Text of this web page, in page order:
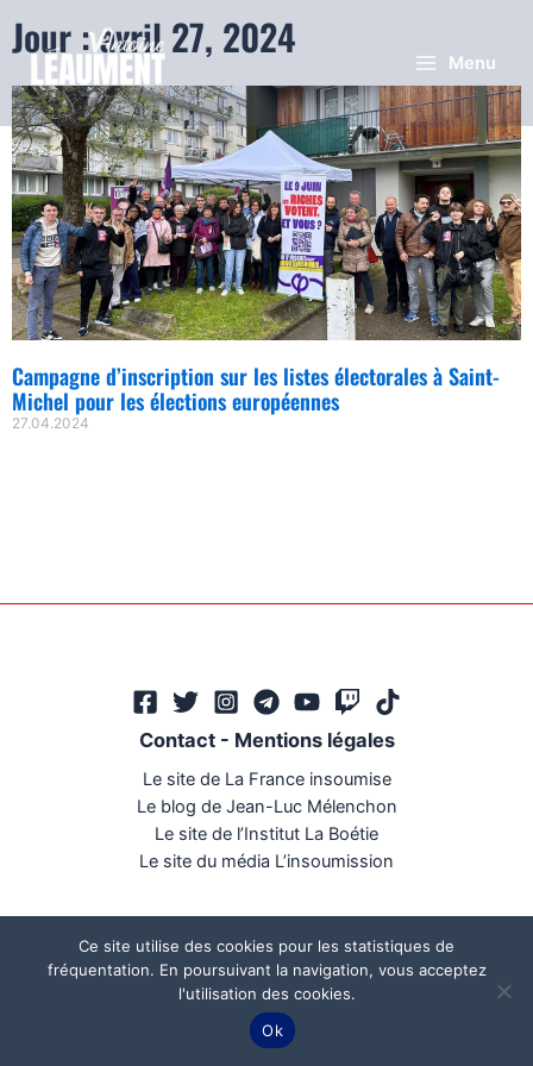
Menu
Jour : avril 27, 2024
Campagne d’inscription sur les listes électorales à Saint-
Michel pour les élections européennes
27.04.2024
Contact- Mentions légales
Le site de La France insoumise
Le blog de Jean-Luc Mélenchon
Le site de l’Institut La Boétie
Le site du média L’insoumission
Mégaphone communication
Ce site utilise des cookies pour les statistiques de
fréquentation. En poursuivant la navigation, vous acceptez
l'utilisation des cookies.
Ok